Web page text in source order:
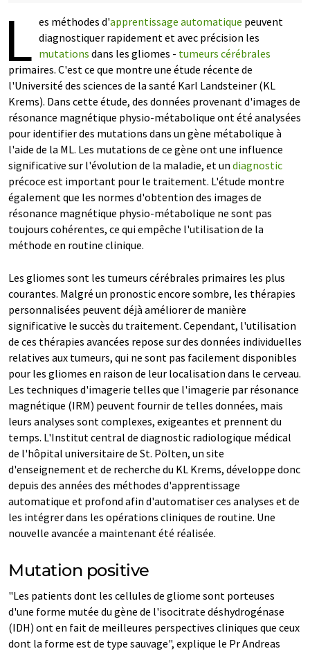
L es méthodes d'apprentissage automatique peuvent
diagnostiquer rapidement et avec précision les
mutations dans les gliomes - tumeurs cérébrales
primaires. C'est ce que montre une étude récente de
l'Université des sciences de la santé Karl Landsteiner (KL
Krems). Dans cette étude, des données provenant d'images de
résonance magnétique physio-métabolique ont été analysées
pour identifier des mutations dans un gène métabolique à
l'aide de la ML. Les mutations de ce gène ont une influence
significative sur l'évolution de la maladie, et un diagnostic
précoce est important pour le traitement. L'étude montre
également que les normes d'obtention des images de
résonance magnétique physio-métabolique ne sont pas
toujours cohérentes, ce qui empêche l'utilisation de la
méthode en routine clinique.
Les gliomes sont les tumeurs cérébrales primaires les plus
courantes. Malgré un pronostic encore sombre, les thérapies
personnalisées peuvent déjà améliorer de manière
significative le succès du traitement. Cependant, l'utilisation
de ces thérapies avancées repose sur des données individuelles
relatives aux tumeurs, qui ne sont pas facilement disponibles
pour les gliomes en raison de leur localisation dans le cerveau.
Les techniques d'imagerie telles que l'imagerie par résonance
magnétique (IRM) peuvent fournir de telles données, mais
leurs analyses sont complexes, exigeantes et prennent du
temps. L'Institut central de diagnostic radiologique médical
de l'hôpital universitaire de St. Pölten, un site
d'enseignement et de recherche du KL Krems, développe donc
depuis des années des méthodes d'apprentissage
automatique et profond afin d'automatiser ces analyses et de
les intégrer dans les opérations cliniques de routine. Une
nouvelle avancée a maintenant été réalisée.
Mutation positive
"Les patients dont les cellules de gliome sont porteuses
d'une forme mutée du gène de l'isocitrate déshydrogénase
(IDH) ont en fait de meilleures perspectives cliniques que ceux
dont la forme est de type sauvage", explique le Pr Andreas